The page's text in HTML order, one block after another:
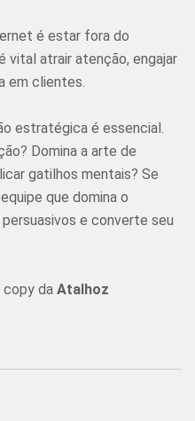
é estar fora do
vital atrair atenção, engajar
em clientes.
estratégica é essencial.
Domina a arte de
gatilhos mentais? Se
que domina o
e converte seu
copy da Atalhoz